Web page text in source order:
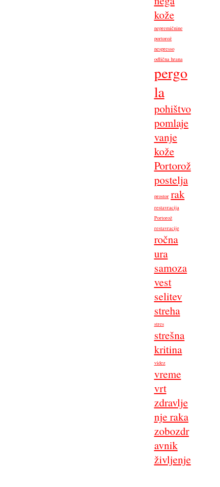
kože
nepremičnine
portorož
nespresso
odlična hrana
pergo
la
pohištvo
pomlaje
vanje
kože
Portorož
postelja
prostor rak
restavracija
Portorož
restavracije
ročna
ura
samoza
vest
selitev
streha
stres
strešna
kritina
videz
vreme
vrt
zdravlje
nje raka
zobozdr
avnik
življenje